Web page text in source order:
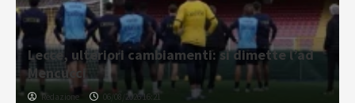
Lecce, ulteriori cambiamenti: si dimette l’ad
Mencucci
Redazione 06/08/2026 16:21